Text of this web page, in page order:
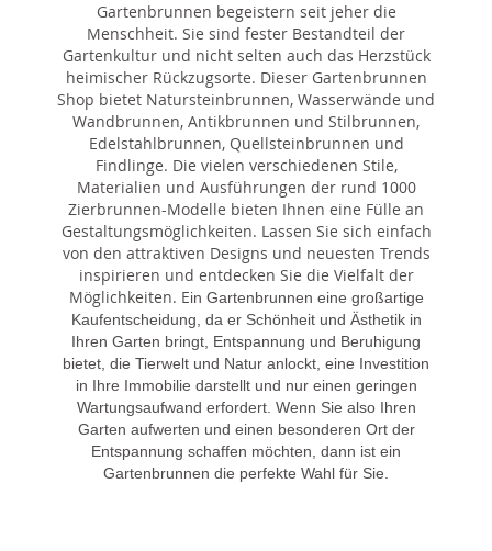
Gartenbrunnen begeistern seit jeher die
Menschheit. Sie sind fester Bestandteil der
Gartenkultur und nicht selten auch das Herzstück
heimischer Rückzugsorte. Dieser Gartenbrunnen
Shop bietet Natursteinbrunnen, Wasserwände und
Wandbrunnen, Antikbrunnen und Stilbrunnen,
Edelstahlbrunnen, Quellsteinbrunnen und
Findlinge. Die vielen verschiedenen Stile,
Materialien und Ausführungen der rund 1000
Zierbrunnen-Modelle bieten Ihnen eine Fülle an
Gestaltungsmöglichkeiten. Lassen Sie sich einfach
von den attraktiven Designs und neuesten Trends
inspirieren und entdecken Sie die Vielfalt der
Möglichkeiten. Ein Gartenbrunnen eine großartige
Kaufentscheidung, da er Schönheit und Ästhetik in
Ihren Garten bringt, Entspannung und Beruhigung
bietet, die Tierwelt und Natur anlockt, eine Investition
in Ihre Immobilie darstellt und nur einen geringen
Wartungsaufwand erfordert. Wenn Sie also Ihren
Garten aufwerten und einen besonderen Ort der
Entspannung schaffen möchten, dann ist ein
Gartenbrunnen die perfekte Wahl für Sie.